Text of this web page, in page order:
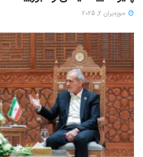
حوزه‌یران 2, 2025